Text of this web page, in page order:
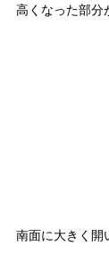
高くなった部分
南面に大きく開